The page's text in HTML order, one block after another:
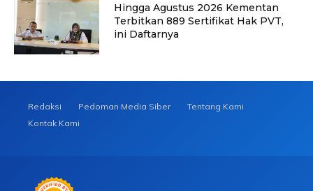
Hingga Agustus 2026 Kementan
Terbitkan 889 Sertifikat Hak PVT,
ini Daftarnya
Redaksi Pedoman Media Siber
Tentang Kami
Kontak Kami